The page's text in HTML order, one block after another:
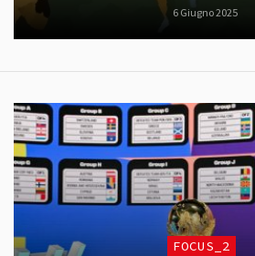
6 Giugno 2025
FOCUS_2